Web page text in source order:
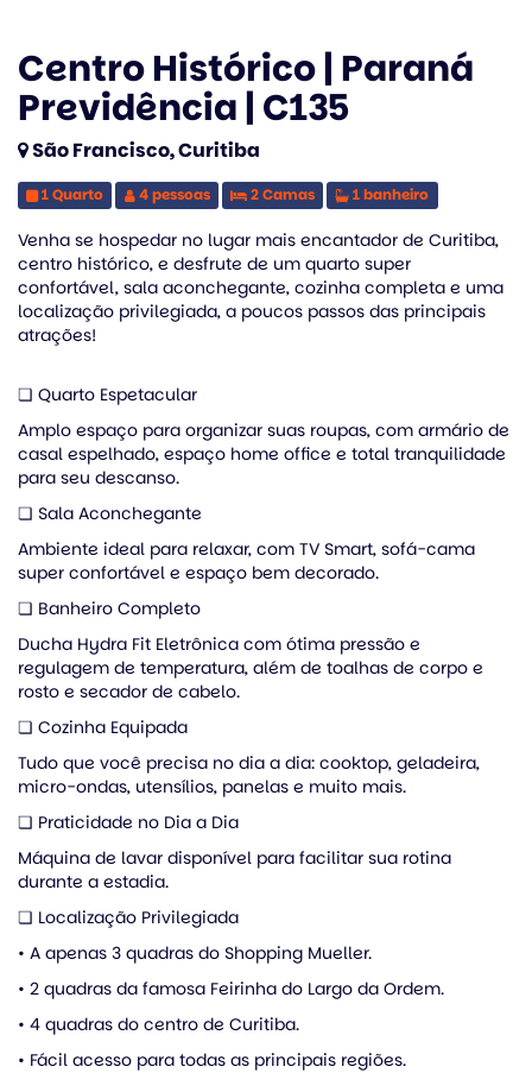
Centro Histórico | Paraná
Previdência | C135
São Francisco, Curitiba
1 Quarto 4 pessoas 2 Camas 1 banheiro
Venha se hospedar no lugar mais encantador de Curitiba,
centro histórico, e desfrute de um quarto super
confortável, sala aconchegante, cozinha completa e uma
localização privilegiada, a poucos passos das principais
atrações!
❏ Quarto Espetacular
Amplo espaço para organizar suas roupas, com armário de
casal espelhado, espaço home office e total tranquilidade
para seu descanso.
❏ Sala Aconchegante
Ambiente ideal para relaxar, com TV Smart, sofá-cama
super confortável e espaço bem decorado.
❏ Banheiro Completo
Ducha Hydra Fit Eletrônica com ótima pressão e
regulagem de temperatura, além de toalhas de corpo e
rosto e secador de cabelo.
❏ Cozinha Equipada
Tudo que você precisa no dia a dia: cooktop, geladeira,
micro-ondas, utensílios, panelas e muito mais.
❏ Praticidade no Dia a Dia
Máquina de lavar disponível para facilitar sua rotina
durante a estadia.
❏ Localização Privilegiada
• A apenas 3 quadras do Shopping Mueller.
• 2 quadras da famosa Feirinha do Largo da Ordem.
• 4 quadras do centro de Curitiba.
• Fácil acesso para todas as principais regiões.